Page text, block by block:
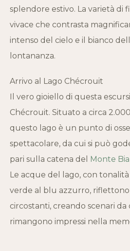
splendore estivo. La varietà di
vivace che contrasta
intenso del cielo e il bianco
lontananza.
Arrivo al Lago Chécrouit
Il vero gioiello di questa
Chécrouit. Situato a circa
questo lago è un punto di
spettacolare, da cui si può
pari sulla catena del Monte
Le acque del lago, con tonalità
verde al blu azzurro, riflettono
circostanti, creando scenari da
rimangono impressi nella